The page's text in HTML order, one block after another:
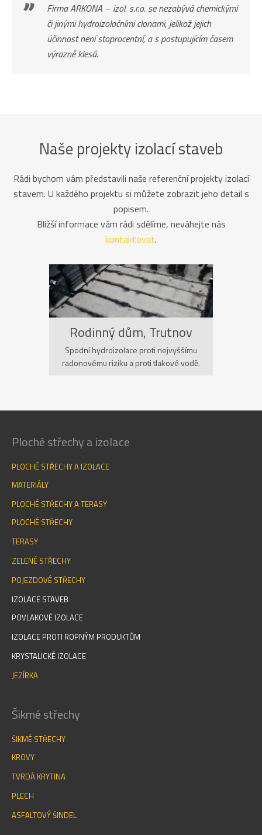
Firma ARKONA – izol. s.r.o. se nezabývá chemickými
či jinými hydroizolačními clonami, jelikož jejich
účinnost není stoprocentní, a s postupujícím časem
výrazně klesá.
Naše projekty izolací staveb
Rádi bychom vám představili naše referenční projekty izolací
stavem. U každého projektu si můžete zobrazit jeho detail s
popisem.
Bližší informace vám rádi sdělíme, neváhejte nás
kontaktovat.
Rodinný dům, Trutnov
Spodní hydroizolace proti nejvyššímu
radonovému riziku a proti tlakové vodě.
Ploché střechy a izolace
PLOCHÉ STŘECHY A IZOLACE
MATERIÁLY
PLOCHÉ STŘECHY A TERASY
PLOCHÉ STŘECHY
TERASY
ZELENÉ STŘECHY
POJEZDOVÉ STŘECHY
IZOLACE STAVEB
POVLAKOVÉ IZOLACE
IZOLACE PROTI ROPNÝM PRODUKTŮM
KRYSTALICKÉ IZOLACE
JEZÍRKA
Šikmé střechy
ŠIKMÉ STŘECHY
KROVY
TVRDÁ KRYTINA
PLECH
ASFALTOVÝ ŠINDEL